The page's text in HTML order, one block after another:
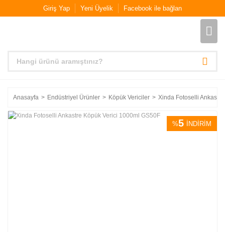
Giriş Yap Yeni Üyelik Facebook ile bağlan
Anasayfa Endüstriyel Ürünler Köpük Vericiler Xinda Fotoselli
%5 İNDİRİM